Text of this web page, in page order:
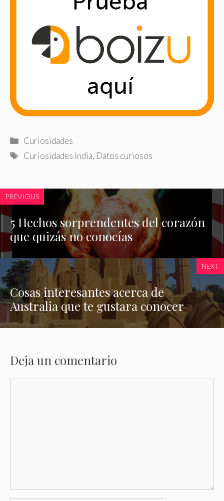
Categorías
Curiosidades
Etiquetas
Curiosidades India, Datos curiosos
PREVIOUS
5 Hechos sorprendentes del corazón
que quizás no conocías
NEXT
Cosas interesantes acerca de
Australia que te gustara conocer
Deja un comentario